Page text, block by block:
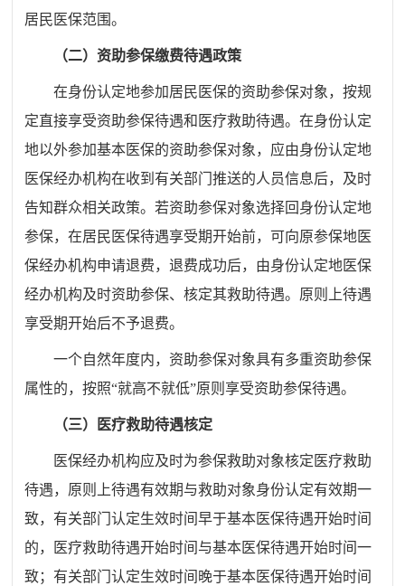
居民医保范围。
（二）资助参保缴费待遇政策
在身份认定地参加居民医保的资助参保对象，按规
定直接享受资助参保待遇和医疗救助待遇。在身份认定
地以外参加基本医保的资助参保对象，应由身份认定地
医保经办机构在收到有关部门推送的人员信息后，及时
告知群众相关政策。若资助参保对象选择回身份认定地
参保，在居民医保待遇享受期开始前，可向原参保地医
保经办机构申请退费，退费成功后，由身份认定地医保
经办机构及时资助参保、核定其救助待遇。原则上待遇
享受期开始后不予退费。
一个自然年度内，资助参保对象具有多重资助参保
属性的，按照“就高不就低”原则享受资助参保待遇。
（三）医疗救助待遇核定
医保经办机构应及时为参保救助对象核定医疗救助
待遇， 原则上待遇有效期与救助对象身份认定有效期一
致，有关部门认定生效时间早于基本医保待遇开始时间
的，医疗救助待遇开始时间与基本医保待遇开始时间一
致；有关部门认定生效时间晚于基本医保待遇开始时间